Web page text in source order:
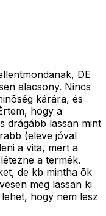
DE
alacsony. Nincs
kárára, és
hogy a
drágább lassan mint
(eleve jóval
a vita, mert a
a termék.
de kb mintha õk
meg lassan ki
hogy nem lesz